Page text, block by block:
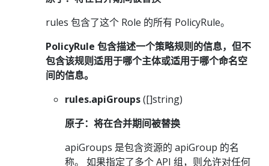
rules 包含了这个 Role 的所有 PolicyRule。
PolicyRule 包含描述一个策略规则的信息，但不
包含该规则适用于哪个主体或适用于哪个命名空
间的信息。
rules.apiGroups([]string)
原子：将在合并期间被替换
apiGroups 是包含资源的 apiGroup 的名
称。 如果指定了多个 API 组，则允许对任何